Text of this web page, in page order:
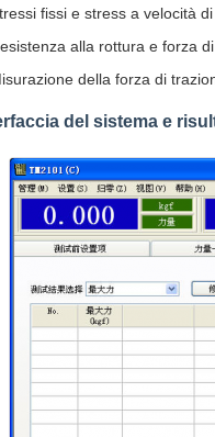
fissi e stress a velocità
alla rottura e forza
della forza di
del sistema e